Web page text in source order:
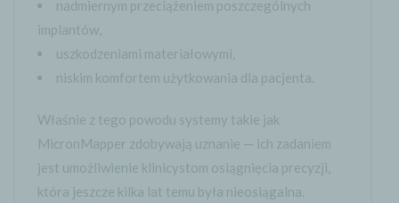
nadmiernym przeciążeniem poszczególnych
implantów,
uszkodzeniami materiałowymi,
niskim komfortem użytkowania dla pacjenta.
Właśnie z tego powodu systemy takie jak
MicronMapper zdobywają uznanie — ich zadaniem
jest umożliwienie klinicystom osiągnięcia precyzji,
która jeszcze kilka lat temu była nieosiągalna.